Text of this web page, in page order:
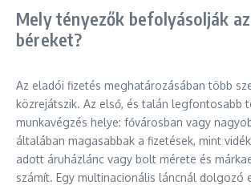
Mely tényezők befolyásolják
béreket?
Az eladói fizetés meghatározásában több
közrejátszik. Az első, és talán legfontosabb
munkavégzés helye: fővárosban vagy
általában magasabbak a fizetések, mint
adott áruházlánc vagy bolt mérete és
számít. Egy multinacionális láncnál dolgozó